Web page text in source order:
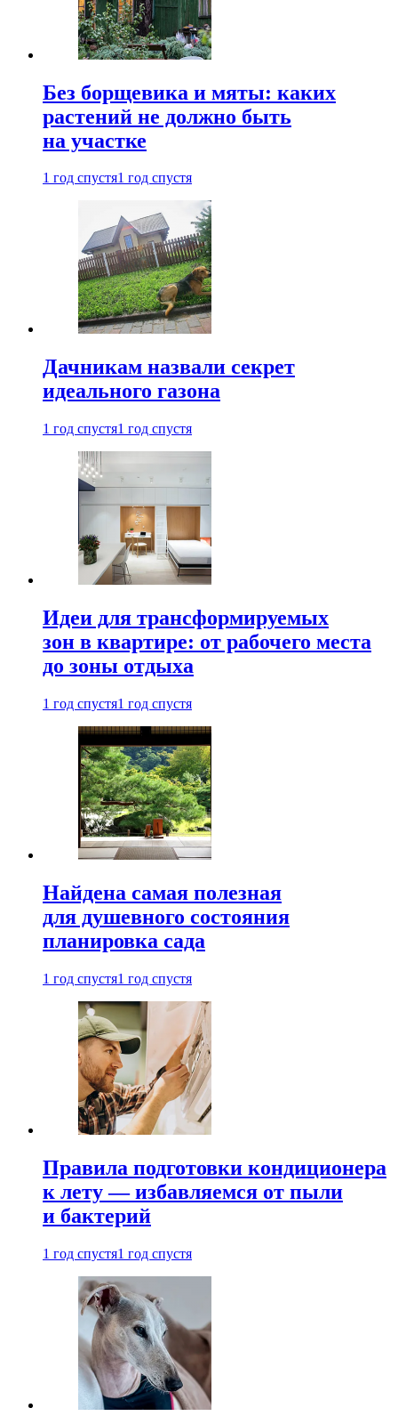
Без борщевика и мяты: каких
растений не должно быть
на участке
1 год спустя1 год спустя
Дачникам назвали секрет
идеального газона
1 год спустя1 год спустя
Идеи для трансформируемых
зон в квартире: от рабочего места
до зоны отдыха
1 год спустя1 год спустя
Найдена самая полезная
для душевного состояния
планировка сада
1 год спустя1 год спустя
Правила подготовки кондиционера
к лету — избавляемся от пыли
и бактерий
1 год спустя1 год спустя